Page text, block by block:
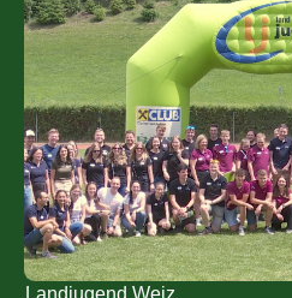
Landjugend Weiz